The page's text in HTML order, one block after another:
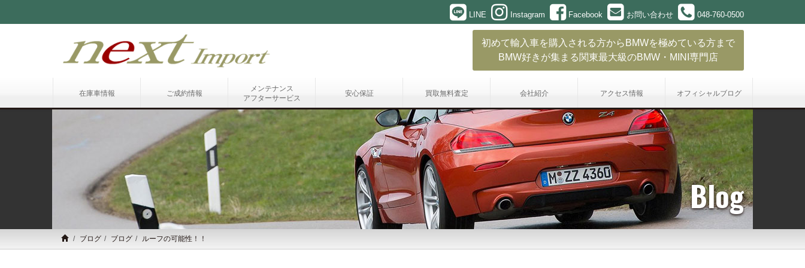
LINE Instagram Facebook お問い合わせ 048-760-0500
初めて輸入車を購入される方からBMWを極めている方まで
BMW好きが集まる関東最大級のBMW・MINI専門店
在庫車情報 ご成約情報
メンテナンス
アフターサービス
安心保証 買取無料査定 会社紹介 アクセス情報 オフィシャルブログ
Blog
ブログ ブログ ルーフの可能性！！